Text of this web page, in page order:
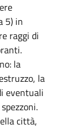
5) in
raggi di
la
la
eventuali
città,